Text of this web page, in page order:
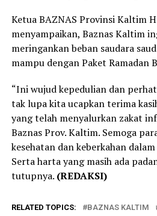
Ketua BAZNAS Provinsi Kaltim
menyampaikan, Baznas Kaltim
meringankan beban saudara
mampu dengan Paket Ramadan
“Ini wujud kepedulian dan
tak lupa kita ucapkan terima
yang telah menyalurkan zakat
Baznas Prov. Kaltim. Semoga
kesehatan dan keberkahan
Serta harta yang masih ada
tutupnya. (REDAKSI)
RELATED TOPICS: BAZNAS KALTIM